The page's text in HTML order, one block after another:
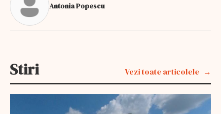
Antonia Popescu
Stiri Vezi toate articolele